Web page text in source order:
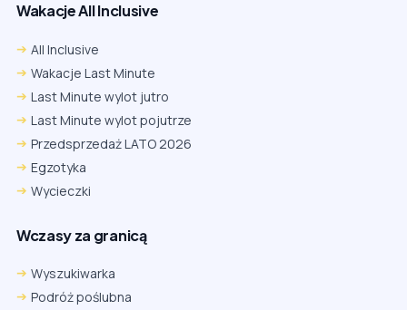
Wakacje All Inclusive
All Inclusive
Wakacje Last Minute
Last Minute wylot jutro
Last Minute wylot pojutrze
Przedsprzedaż LATO 2026
Egzotyka
Wycieczki
Wczasy za granicą
Wyszukiwarka
Podróż poślubna